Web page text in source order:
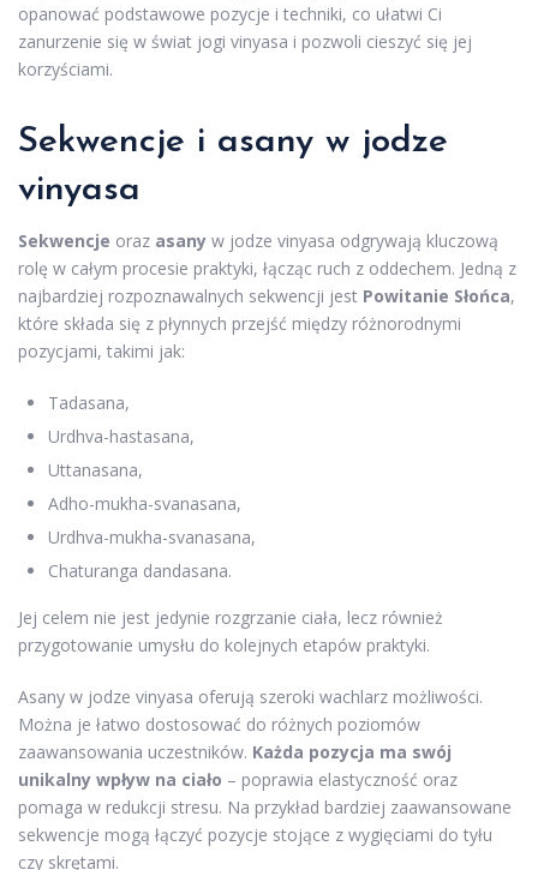
opanować podstawowe pozycje i techniki, co ułatwi Ci
zanurzenie się w świat jogi vinyasa i pozwoli cieszyć się jej
korzyściami.
Sekwencje i asany w jodze
vinyasa
Sekwencje oraz asany w jodze vinyasa odgrywają kluczową
rolę w całym procesie praktyki, łącząc ruch z oddechem. Jedną z
najbardziej rozpoznawalnych sekwencji jest Powitanie Słońca,
które składa się z płynnych przejść między różnorodnymi
pozycjami, takimi jak:
Tadasana,
Urdhva-hastasana,
Uttanasana,
Adho-mukha-svanasana,
Urdhva-mukha-svanasana,
Chaturanga dandasana.
Jej celem nie jest jedynie rozgrzanie ciała, lecz również
przygotowanie umysłu do kolejnych etapów praktyki.
Asany w jodze vinyasa oferują szeroki wachlarz możliwości.
Można je łatwo dostosować do różnych poziomów
zaawansowania uczestników. Każda pozycja ma swój
unikalny wpływ na ciało – poprawia elastyczność oraz
pomaga w redukcji stresu. Na przykład bardziej zaawansowane
sekwencje mogą łączyć pozycje stojące z wygięciami do tyłu
czy skrętami.